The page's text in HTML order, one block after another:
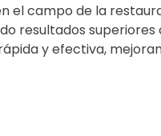
el campo de la
resultados
y efectiva,